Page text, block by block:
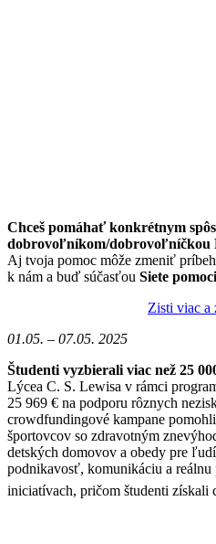
Chceš pomáhať konkrétnym
dobrovoľníkom/dobrovoľníčkou
Aj tvoja pomoc môže zmeniť
k nám a buď súčasťou Siete
Zisti viac a
01.05. – 07.05. 2025
Študenti vyzbierali viac než 25
Lýcea C. S. Lewisa v rámci
25 969 € na podporu rôznych
crowdfundingové kampane
športovcov so zdravotným
detských domovov a obedy pre
podnikavosť, komunikáciu a reálnu
iniciatívach, pričom študenti získali